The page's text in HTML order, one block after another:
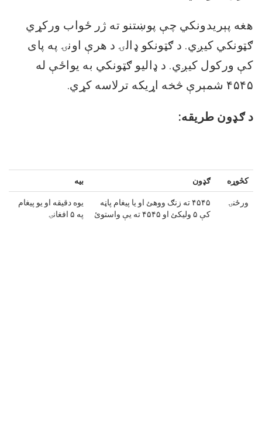
هغه پېریدونکي چې پوښتنو ته ژر ځواب ورکړي
ګټونکي کیږي. د ګټونکو ډالۍ د هرې اونۍ په پای
کې ورکول کیږي. د ډالیو ګټونکي به یواځې له
۴۵۴۵ شمېرې څخه اړیکه ترلاسه کړي.
د ګډون طریقه:
کڅوړه ګډون بیه
ورځنۍ
۴۵۴۵ ته زنګ ووهئ او یا پیغام پاڼه
کې ۵ ولیکئ او ۴۵۴۵ ته یې واستوئ
یوه دقیقه او یو پیغام
په ۵ افغانۍ